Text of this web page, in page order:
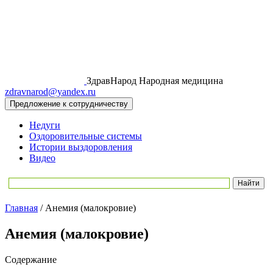
ЗдравНарод Народная медицина
zdravnarod@yandex.ru
Предложение к сотрудничеству
Недуги
Оздоровительные системы
Истории выздоровления
Видео
Главная / Анемия (малокровие)
Анемия (малокровие)
Содержание